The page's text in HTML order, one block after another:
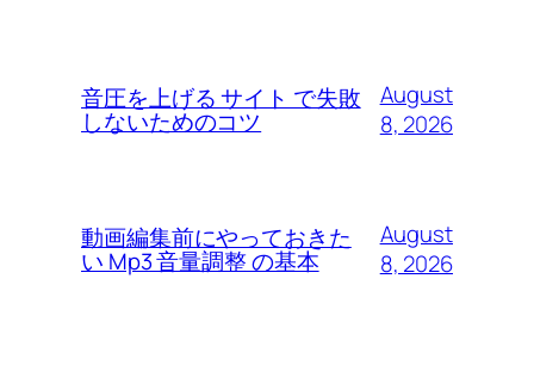
音圧を上げる サイト で失敗
しないためのコツ
August
8, 2026
動画編集前にやっておきた
い Mp3 音量調整 の基本
August
8, 2026